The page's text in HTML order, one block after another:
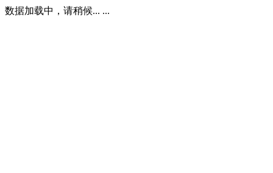
数据加载中，请稍候... ...